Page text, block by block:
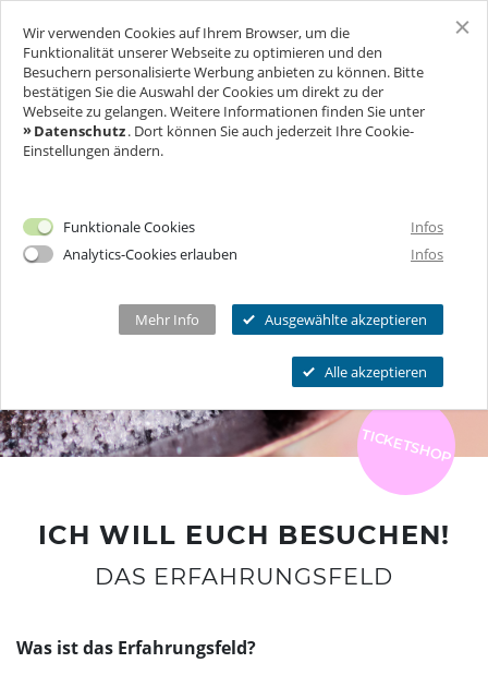
SCHLOSS FREUDENBERG
BESUCH
Ich will Euch besuchen!
Ermäßigungen
Tickets
Programmkalender
Geförderter Besuch
FÜR UNTERNEHMEN
Schlosscafé
Dein Fest
Kindergeburtstag
Nachtmahl
Frühstück in der Dunkelbar
THEATER & KULTUR
Wanderbühne Freudenberg
Anstehende Kulturveranstaltungen
MEHR INFOS...
Öffnungszeiten
Eintrittspreise
Newsletter
Ticketshop
Mobiles Erfahrungsfeld
TICKETSHOP
ICH WILL EUCH BESUCHEN!
DAS ERFAHRUNGSFELD
Was ist das Erfahrungsfeld?
Wir verwenden Cookies auf Ihrem Browser, um die
Funktionalität unserer Webseite zu optimieren und den
Besuchern personalisierte Werbung anbieten zu können. Bitte
bestätigen Sie die Auswahl der Cookies um direkt zu der
Webseite zu gelangen. Weitere Informationen finden Sie unter
Datenschutz. Dort können Sie auch jederzeit Ihre Cookie-
Einstellungen ändern.
Funktionale Cookies
Infos
Analytics-Cookies erlauben
Infos
Mehr Info Ausgewählte akzeptieren
Alle akzeptieren